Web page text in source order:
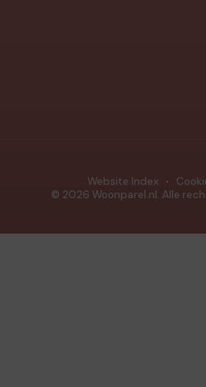
© 2026 Woonparel.nl. Alle
Website Index